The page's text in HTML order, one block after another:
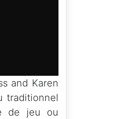
and Karen
traditionnel
de jeu ou